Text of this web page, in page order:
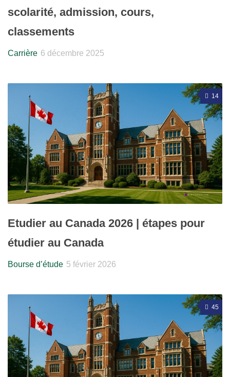
scolarité, admission, cours,
classements
Carrière 6 décembre 2025
14
Etudier au Canada 2026 | étapes pour
étudier au Canada
Bourse d’étude 5 février 2026
45